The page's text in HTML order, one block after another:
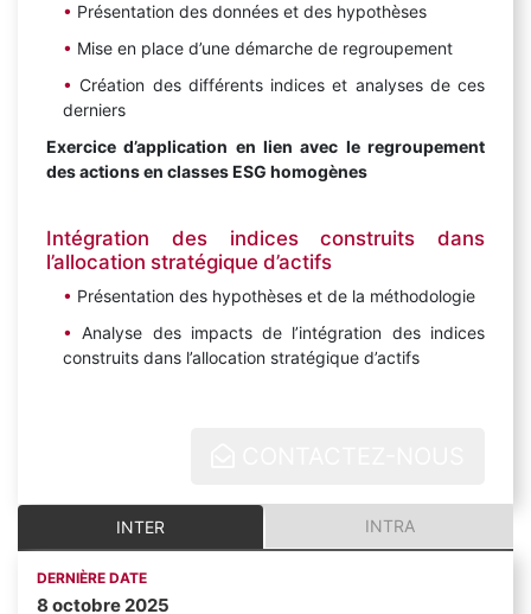
Présentation des données et des hypothèses
Mise en place d’une démarche de regroupement
Création des différents indices et analyses de ces
derniers
Exercice d’application en lien avec le regroupement
des actions en classes ESG homogènes
Intégration des indices construits dans
l’allocation stratégique d’actifs
Présentation des hypothèses et de la méthodologie
Analyse des impacts de l’intégration des indices
construits dans l’allocation stratégique d’actifs
INTER INTRA
DERNIÈRE DATE
8 octobre 2025